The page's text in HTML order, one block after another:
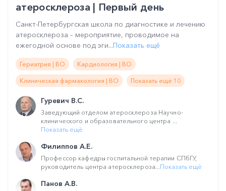
атеросклероза | Первый день
Санкт-Петербургская школа по диагностике и лечению
атеросклероза – мероприятие, проводимое на
ежегодной основе под эги...Показать ещё
Гериатрия | ВО Кардиология | ВО
Клиническая фармакология | ВО Показать ещё 10
Гуревич В.С.
Заведующий отделом атеросклероза Научно-
клинического и образовательного центра ...
Показать ещё
Филиппов А.Е.
Профессор кафедры госпитальной терапии СПбГУ,
руководитель центра атеросклероза...Показать ещё
Панов А.В.